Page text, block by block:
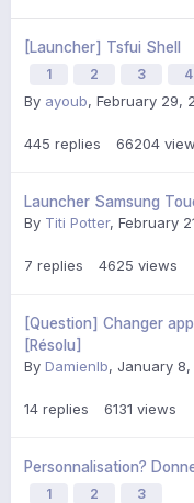
[Launcher] Tsfui Shell
1 2 3 4
By ayoub, February 29,
445 replies 66204
Launcher Samsung
By Titi Potter, February
7 replies 4625 views
[Question] Changer
[Résolu]
By Damienlb, January 8,
14 replies 6131 views
Personnalisation?
1 2 3